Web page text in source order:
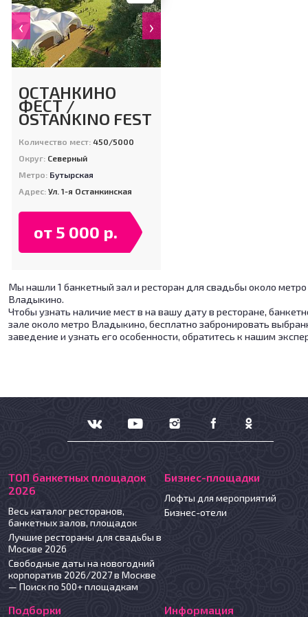
‹ ›
ОСТАНКИНО
ФЕСТ /
OSTANKINO FEST
Количество мест:450/5000
Округ: Северный
Метро: Бутырская
Адрес:Ул. 1-я Останкинская
от 5 000 р.
Мы нашли 1 банкетный зал и ресторан для свадьбы около метро
Владыкино.
Чтобы узнать наличие мест в на вашу дату в ресторане,
зале около метро Владыкино, бесплатно забронировать
заведение и узнать его особенности, обратитесь к нашим
ТОП банкетных площадок
2026
Весь каталог ресторанов,
банкетных залов, площадок
Лучшие рестораны для свадьбы в
Москве 2026
Свободные даты на новогодний
корпоратив 2026/2027 в Москве
— Поиск по 500+ площадкам
Бизнес-площадки
Лофты для мероприятий
Бизнес-отели
Подборки Информация